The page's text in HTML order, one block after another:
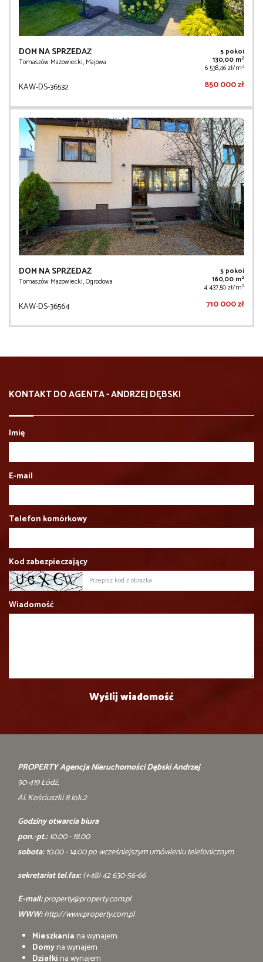
DOM NA SPRZEDAŻ
Tomaszów Mazowiecki, Majowa
5 pokoi
130,00 m2
6 538,46 zł/m2
KAW-DS-36532 850 000 zł
DOM NA SPRZEDAŻ
Tomaszów Mazowiecki, Ogrodowa
5 pokoi
160,00 m2
4 437,50 zł/m2
KAW-DS-36564 710 000 zł
KONTAKT DO AGENTA - ANDRZEJ DĘBSKI
Imię
E-mail
Telefon komórkowy
Kod zabezpieczający
Wiadomość
PROPERTY Agencja Nieruchomości Dębski Andrzej
90-419 Łódź,
Al. Kościuszki 8 lok.2
Godziny otwarcia biura
pon.-pt.:10.00 - 18.00
sobota:10.00 - 14.00 po wcześniejszym umówieniu telefonicznym
sekretariat tel.fax:(+48) 42 630-56-66
E-mail:property@property.com.pl
WWW:http://www.property.com.pl
Mieszkania na wynajem
Domyna wynajem
Działki na wynajem